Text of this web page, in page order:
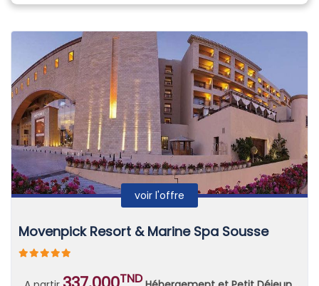
voir l'offre
Movenpick Resort & Marine Spa Sousse
TND